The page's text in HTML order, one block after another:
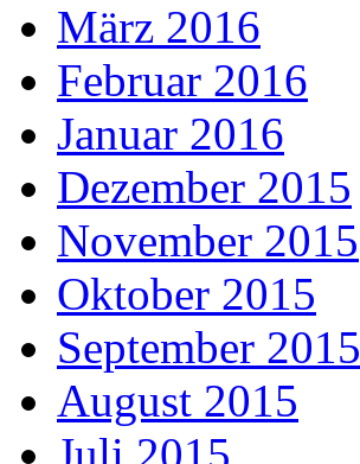
März 2016
Februar 2016
Januar 2016
Dezember 2015
November 2015
Oktober 2015
September 2015
August 2015